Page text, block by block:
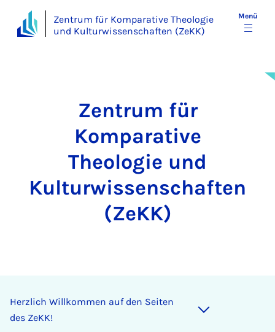
Zentrum für Komparative Theologie
und Kulturwissenschaften (ZeKK)
Menü
Zentrum für
Komparative
Theologie und
Kulturwissenschaften
(ZeKK)
Herzlich Willkommen auf den Seiten
des ZeKK!